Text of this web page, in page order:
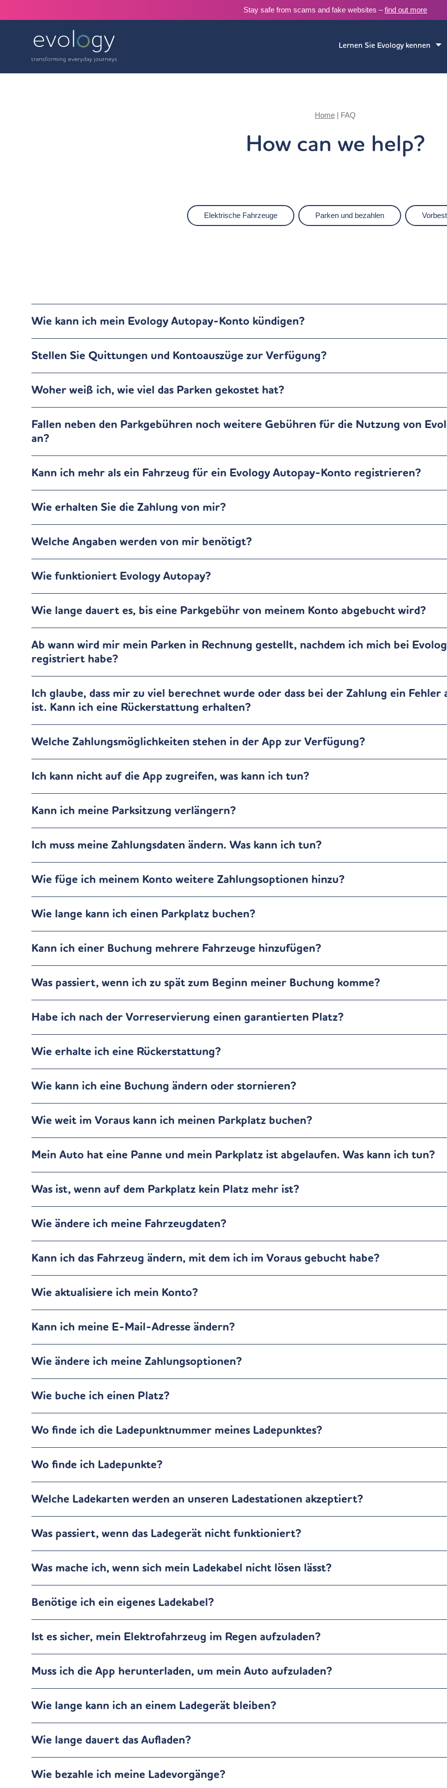
Stay safe from scams and fake websites –find out more
Lernen Sie Evology kennen
Home | FAQ
How can we help?
Elektrische Fahrzeuge Parken und bezahlen
Wie kann ich mein Evology Autopay-Konto kündigen?
Stellen Sie Quittungen und Kontoauszüge zur Verfügung?
Woher weiß ich, wie viel das Parken gekostet hat?
Fallen neben den Parkgebühren noch weitere Gebühren für die Nutzung von
an?
Kann ich mehr als ein Fahrzeug für ein Evology Autopay-Konto registrieren?
Wie erhalten Sie die Zahlung von mir?
Welche Angaben werden von mir benötigt?
Wie funktioniert Evology Autopay?
Wie lange dauert es, bis eine Parkgebühr von meinem Konto abgebucht wird?
Ab wann wird mir mein Parken in Rechnung gestellt, nachdem ich mich bei
registriert habe?
Ich glaube, dass mir zu viel berechnet wurde oder dass bei der Zahlung ein
ist. Kann ich eine Rückerstattung erhalten?
Welche Zahlungsmöglichkeiten stehen in der App zur Verfügung?
Ich kann nicht auf die App zugreifen, was kann ich tun?
Kann ich meine Parksitzung verlängern?
Ich muss meine Zahlungsdaten ändern. Was kann ich tun?
Wie füge ich meinem Konto weitere Zahlungsoptionen hinzu?
Wie lange kann ich einen Parkplatz buchen?
Kann ich einer Buchung mehrere Fahrzeuge hinzufügen?
Was passiert, wenn ich zu spät zum Beginn meiner Buchung komme?
Habe ich nach der Vorreservierung einen garantierten Platz?
Wie erhalte ich eine Rückerstattung?
Wie kann ich eine Buchung ändern oder stornieren?
Wie weit im Voraus kann ich meinen Parkplatz buchen?
Mein Auto hat eine Panne und mein Parkplatz ist abgelaufen. Was kann ich tun?
Was ist, wenn auf dem Parkplatz kein Platz mehr ist?
Wie ändere ich meine Fahrzeugdaten?
Kann ich das Fahrzeug ändern, mit dem ich im Voraus gebucht habe?
Wie aktualisiere ich mein Konto?
Kann ich meine E-Mail-Adresse ändern?
Wie ändere ich meine Zahlungsoptionen?
Wie buche ich einen Platz?
Wo finde ich die Ladepunktnummer meines Ladepunktes?
Wo finde ich Ladepunkte?
Welche Ladekarten werden an unseren Ladestationen akzeptiert?
Was passiert, wenn das Ladegerät nicht funktioniert?
Was mache ich, wenn sich mein Ladekabel nicht lösen lässt?
Benötige ich ein eigenes Ladekabel?
Ist es sicher, mein Elektrofahrzeug im Regen aufzuladen?
Muss ich die App herunterladen, um mein Auto aufzuladen?
Wie lange kann ich an einem Ladegerät bleiben?
Wie lange dauert das Aufladen?
Wie bezahle ich meine Ladevorgänge?